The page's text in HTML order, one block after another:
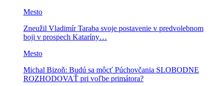
Mesto
Zneužil Vladimír Taraba svoje postavenie v predvolebnom
boji v prospech Kataríny…
Mesto
Michal Bizoň: Budú sa môcť Púchovčania SLOBODNE
ROZHODOVAŤ pri voľbe primátora?